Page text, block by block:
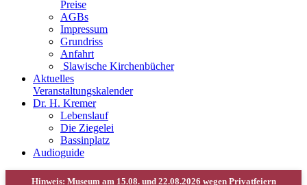
Preise
AGBs
Impressum
Grundriss
Anfahrt
Slawische Kirchenbücher
Aktuelles
Veranstaltungskalender
Dr. H. Kremer
Lebenslauf
Die Ziegelei
Bassinplatz
Audioguide